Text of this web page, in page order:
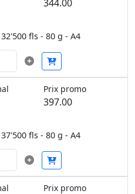
344.00
fls - 80 g - A4
Prix promo
397.00
fls - 80 g - A4
Prix promo